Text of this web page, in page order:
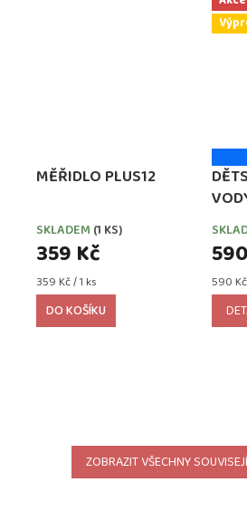
MĚŘIDLO PLUS12
SKLADEM (1 KS)
359 Kč
Měrná
cena:
359 Kč / 1 ks
DO KOŠÍKU
Měrná
cena:
590
ZOBRAZIT VŠECHNY